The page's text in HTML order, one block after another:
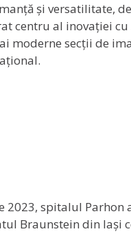
și versatilitate,
centru al inovației
moderne secții de
2023, spitalul Parhon
Braunstein din Iași